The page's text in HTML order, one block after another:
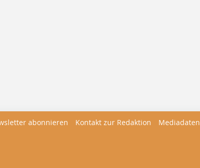
abonnieren Kontakt zur Redaktion Mediadaten